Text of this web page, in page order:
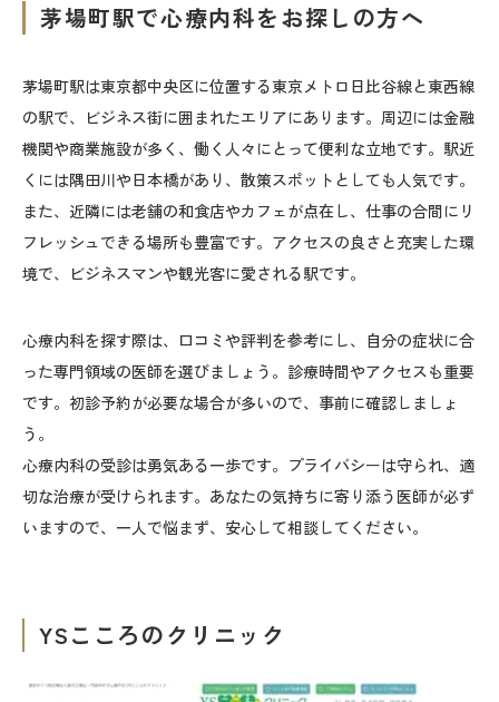
茅場町駅で心療内科をお探しの方へ
茅場町駅は東京都中央区に位置する東京メトロ日比谷線と東西線
の駅で、ビジネス街に囲まれたエリアにあります。周辺には金融
機関や商業施設が多く、働く人々にとって便利な立地です。駅近
くには隅田川や日本橋があり、散策スポットとしても人気です。
また、近隣には老舗の和食店やカフェが点在し、仕事の合間にリ
フレッシュできる場所も豊富です。アクセスの良さと充実した環
境で、ビジネスマンや観光客に愛される駅です。
心療内科を探す際は、口コミや評判を参考にし、自分の症状に合
った専門領域の医師を選びましょう。診療時間やアクセスも重要
です。初診予約が必要な場合が多いので、事前に確認しましょ
う。
心療内科の受診は勇気ある一歩です。プライバシーは守られ、適
切な治療が受けられます。あなたの気持ちに寄り添う医師が必ず
いますので、一人で悩まず、安心して相談してください。
YSこころのクリニック